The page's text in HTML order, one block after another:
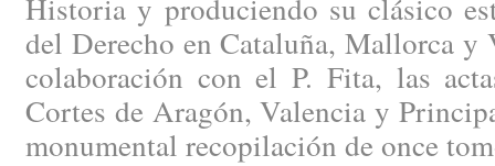
Historia y produciendo su clásico
del Derecho en Cataluña, Mallorca y
colaboración con el P. Fita, las
Cortes de Aragón, Valencia y
monumental recopilación de once